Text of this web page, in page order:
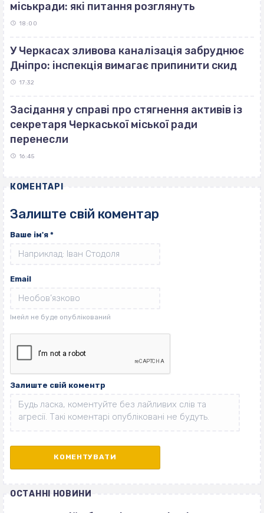
міськради: які питання розглянуть
18:00
У Черкасах зливова каналізація забруднює
Дніпро: інспекція вимагає припинити скид
17:32
Засідання у справі про стягнення активів із
секретаря Черкаської міської ради
перенесли
16:45
КОМЕНТАРІ
Залиште свій коментар
Ваше ім'я *
Email
Залиште свій коментр
ОСТАННІ НОВИНИ